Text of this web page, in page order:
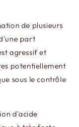
de plusieurs
part
agressif et
potentiellement
sous le contrôle
d'acide